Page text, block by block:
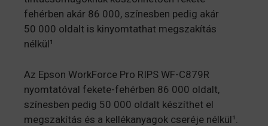
fehérben akár 86 000, színesben pedig akár
50 000 oldalt is kinyomtathat megszakítás
nélkül¹
Az Epson WorkForce Pro RIPS WF-C879R
nyomtatóval fekete-fehérben 86 000 oldalt,
színesben pedig 50 000 oldalt készíthet el
megszakítás és a kellékanyagok cseréje nélkül¹.